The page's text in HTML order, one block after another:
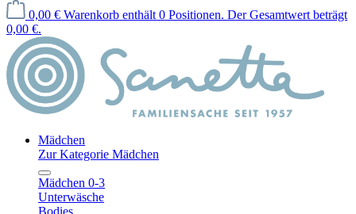
0,00 € Warenkorb enthält 0 Positionen. Der Gesamtwert beträgt
0,00 €.
Mädchen
Zur Kategorie Mädchen
Mädchen 0-3
Unterwäsche
Bodies